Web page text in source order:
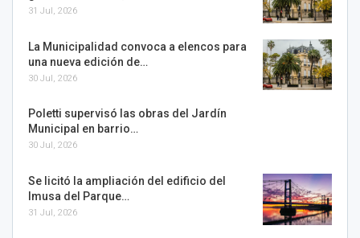
31 Jul, 2026
La Municipalidad convoca a elencos para
una nueva edición de…
30 Jul, 2026
Poletti supervisó las obras del Jardín
Municipal en barrio…
30 Jul, 2026
Se licitó la ampliación del edificio del
Imusa del Parque…
31 Jul, 2026